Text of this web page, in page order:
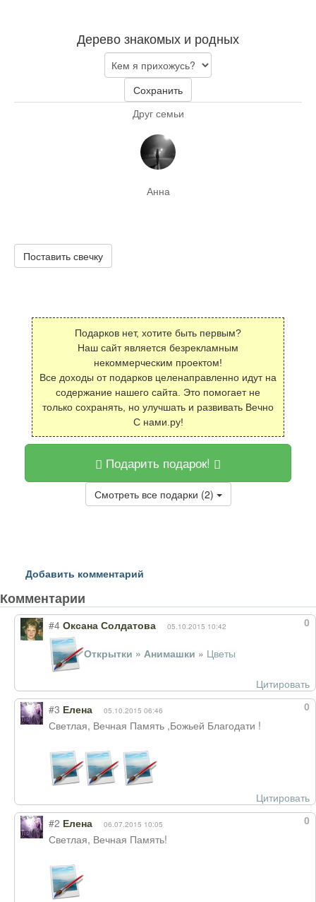
Дерево знакомых и родных
Сохранить
Друг семьи
Анна
Поставить свечку
Подарков нет, хотите быть первым?
Наш сайт является безрекламным
некоммерческим проектом!
Все доходы от подарков целенаправленно идут на
содержание нашего сайта. Это помогает не
только сохранять, но улучшать и развивать Вечно
С нами.ру!
Подарить подарок!
Смотреть все подарки (2)
Добавить комментарий
Комментарии
0
#4 Оксана Солдатова 05.10.2015 10:42
Открытки » Анимашки » Цветы
Цитировать
0
#3 Елена 05.10.2015 06:46
Светлая, Вечная Память ,Божьей Благодати !
Цитировать
0
#2 Елена 06.07.2015 10:05
Светлая, Вечная Память!